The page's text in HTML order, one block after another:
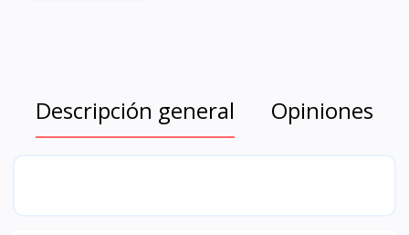
Descripción general Opiniones